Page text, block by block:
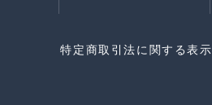
特定商取引法に関する表示